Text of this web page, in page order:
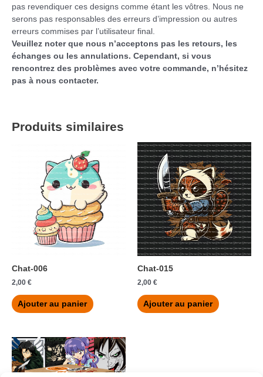
pas revendiquer ces designs comme étant les vôtres. Nous ne
serons pas responsables des erreurs d’impression ou autres
erreurs commises par l’utilisateur final.
Veuillez noter que nous n’acceptons pas les retours, les
échanges ou les annulations. Cependant, si vous
rencontrez des problèmes avec votre commande, n’hésitez
pas à nous contacter.
Produits similaires
Chat-006
2,00 €
Ajouter au panier
Chat-015
2,00 €
Ajouter au panier